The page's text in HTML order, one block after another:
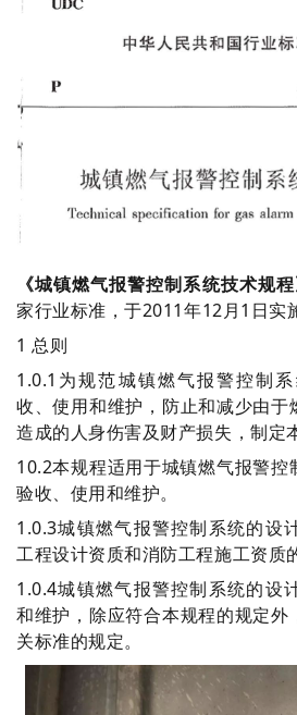
《城镇燃气报警控制系统技术规
家行业标准，于2011年12月1日实
1 总则
1.0.1为规范城镇燃气报警控制
收、使用和维护，防止和减少由于
造成的人身伤害及财产损失，制定
10.2本规程适用于城镇燃气报警控
验收、使用和维护。
1.0.3城镇燃气报警控制系统的设
工程设计资质和消防工程施工资质
1.0.4城镇燃气报警控制系统的设
和维护，除应符合本规程的规定外
关标准的规定。